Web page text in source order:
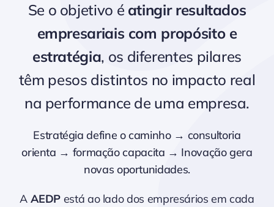
Se o objetivo é atingir resultados
empresariais com propósito e
estratégia, os diferentes pilares
têm pesos distintos no impacto real
na performance de uma empresa.
Estratégia define o caminho → consultoria
orienta → formação capacita → Inovação gera
novas oportunidades.
A AEDP está ao lado dos empresários em cada